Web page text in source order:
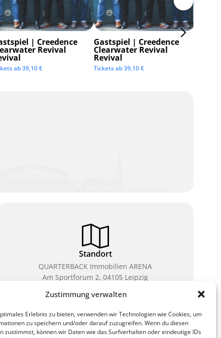
Zustimmung verwalten
Erlebnis zu bieten, verwenden wir Technologien wie Cookies, um
zu speichern und/oder darauf zuzugreifen. Wenn du diesen
zustimmst, können wir Daten wie das Surfverhalten oder eindeutige IDs
| Creedence
Revival
ab39,10€
Gastspiel | Creedence
Clearwater Revival
Revival
Tickets ab39,10€
Standort
QUARTERBACK Immobilien ARENA
Am Sportforum 2, 04105 Leipzig
Sie erreichen uns mit dem Öffentlichen Nahverkehr:
Waldplatz/Arena. Kostenfreies Parken ist während
des Ticketkaufs möglich.